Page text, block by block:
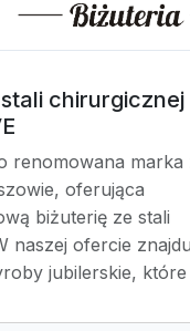
chirurgicznej
renomowana marka
oferująca
biżuterię ze stali
naszej ofercie
jubilerskie, które